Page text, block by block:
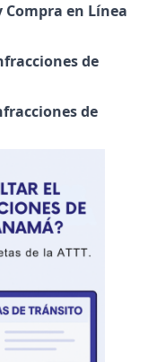
Compra en Línea
de
de